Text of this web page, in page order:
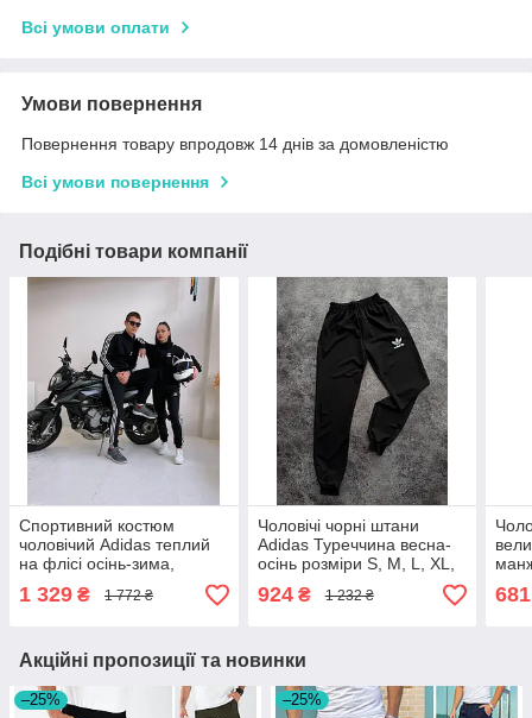
Всі умови оплати
Умови повернення
Повернення товару впродовж 14 днів за домовленістю
Всі умови повернення
Подібні товари компанії
Спортивний костюм
чоловічий Adidas теплий
на флісі осінь-зима,
чорний, сірий, розмір S,
M, L, XL, XXL
1 329 ₴ 1 772 ₴
Чоловічі чорні штани
Adidas Туреччина весна-
осінь розміри S, M, L, XL,
XXL, XXXL
924₴ 1 232 ₴ 681
Акційні пропозиції та новинки
–25% –25%